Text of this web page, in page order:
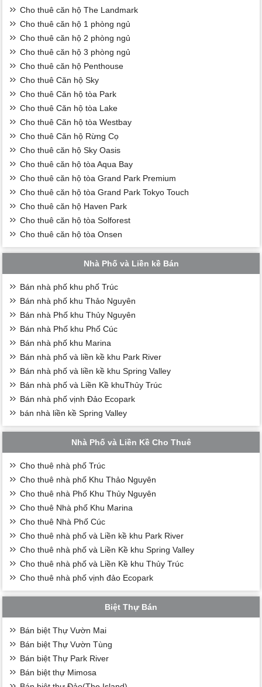
Cho thuê căn hộ The Landmark
Cho thuê căn hộ 1 phòng ngủ
Cho thuê căn hộ 2 phòng ngủ
Cho thuê căn hộ 3 phòng ngủ
Cho thuê căn hộ Penthouse
Cho thuê Căn hộ Sky
Cho thuê Căn hộ tòa Park
Cho thuê Căn hộ tòa Lake
Cho thuê Căn hộ tòa Westbay
Cho thuê Căn hộ Rừng Cọ
Cho thuê căn hộ Sky Oasis
Cho thuê căn hộ tòa Aqua Bay
Cho thuê căn hộ tòa Grand Park Premium
Cho thuê căn hộ tòa Grand Park Tokyo Touch
Cho thuê căn hộ Haven Park
Cho thuê căn hộ tòa Solforest
Cho thuê căn hộ tòa Onsen
Nhà Phố và Liền kề Bán
Bán nhà phố khu phố Trúc
Bán nhà phố khu Thảo Nguyên
Bán nhà Phố khu Thủy Nguyên
Bán nhà Phố khu Phố Cúc
Bán nhà phố khu Marina
Bán nhà phố và liền kề khu Park River
Bán nhà phố và liền kề khu Spring Valley
Bán nhà phố và Liền Kề khuThủy Trúc
Bán nhà phố vịnh Đảo Ecopark
bán nhà liền kề Spring Valley
Nhà Phố và Liền Kề Cho Thuê
Cho thuê nhà phố Trúc
Cho thuê nhà phố Khu Thảo Nguyên
Cho thuê nhà Phố Khu Thủy Nguyên
Cho thuê Nhà phố Khu Marina
Cho thuê Nhà Phố Cúc
Cho thuê nhà phố và Liền kề khu Park River
Cho thuê nhà phố và Liền Kề khu Spring Valley
Cho thuê nhà phố và Liền Kề khu Thủy Trúc
Cho thuê nhà phố vịnh đảo Ecopark
Biệt Thự Bán
Bán biệt Thự Vườn Mai
Bán biệt Thự Vườn Tùng
Bán biệt Thự Park River
Bán biệt thự Mimosa